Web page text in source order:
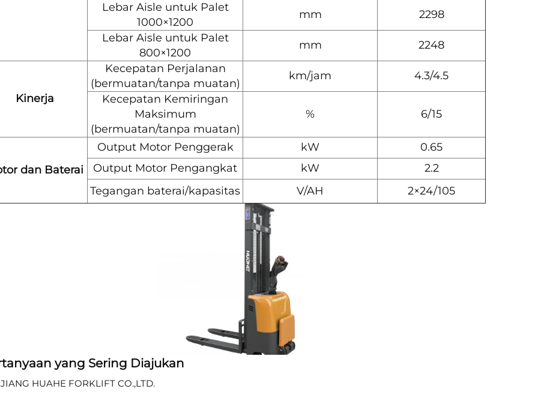
Lebar Aisle untuk Palet
1000×1200
mm
2298
Lebar Aisle untuk Palet
800×1200
mm 2248
Kinerja
Kecepatan Perjalanan
(bermuatan/tanpa muatan)
km/jam
4.3/4.5
Kecepatan Kemiringan
Maksimum
(bermuatan/tanpa muatan)
% 6/15
dan Baterai
Output Motor Penggerak kW
0.65
Output Motor Pengangkat
kW
2.2
Tegangan baterai/kapasitas
V/AH 2×24/105
yang Sering Diajukan
HUAHE FORKLIFT CO.,LTD.